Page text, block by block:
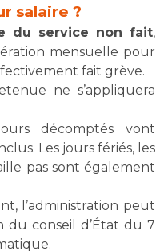
salaire ?
du service non fait,
mensuelle pour
fait grève.
ne s’appliquera
décomptés vont
Les jours fériés, les
pas sont également
l’administration peut
conseil d’État du 7